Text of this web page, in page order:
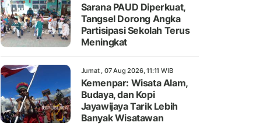
Sarana PAUD Diperkuat,
Tangsel Dorong Angka
Partisipasi Sekolah Terus
Meningkat
Jumat , 07 Aug 2026, 11:11 WIB
Kemenpar: Wisata Alam,
Budaya, dan Kopi
Jayawijaya Tarik Lebih
Banyak Wisatawan